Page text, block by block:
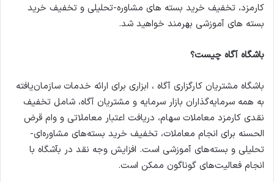
کارمزد، تخفیف خرید بسته های مشاوره-تحلیلی و تخفیف خرید
بسته های آموزشی بهرمند خواهید شد.
باشگاه آگاه چیست؟
باشگاه مشتریان کارگزاری آگاه ، ابزاری برای ارائه خدمات سازمان‌یافته
به همه سرمایه‌گذاران بازار سرمایه و مشتریان آگاه، شامل تخفیف
نقدی کارمزد معاملات سهام، دریافت اعتبار معاملاتی و وام قرض
الحسنه برای انجام معاملات، تخفیف خرید بسته‌های مشاوره‌ای-
تحلیلی و بسته‌های آموزشی است. افزایش وجه نقد در بآشگاه با
انجام فعالیت‌های گوناگون ممکن است.